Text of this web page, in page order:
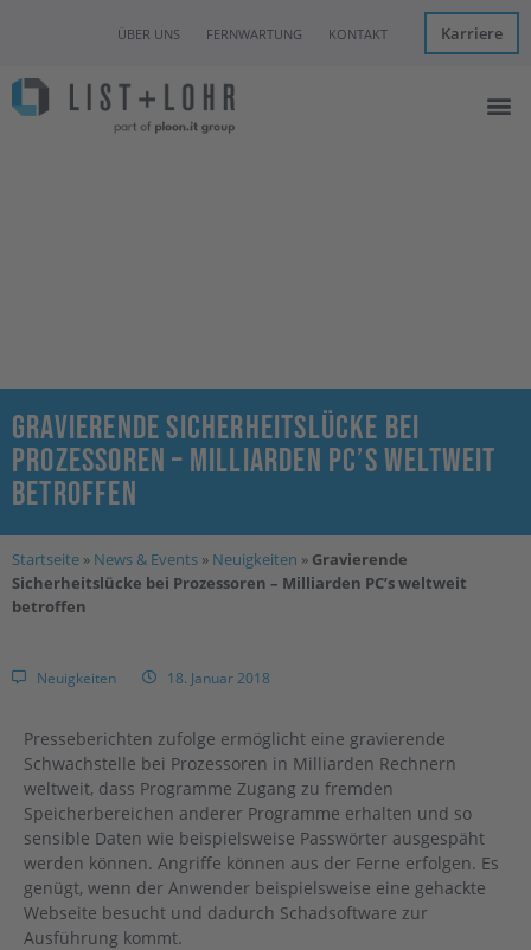
Karriere
ÜBER UNS FERNWARTUNG KONTAKT
Gravierende Sicherheitslücke bei
Prozessoren – Milliarden PC’s weltweit
betroffen
Startseite » News & Events » Neuigkeiten » Gravierende
Sicherheitslücke bei Prozessoren – Milliarden PC’s weltweit
betroffen
Neuigkeiten 18. Januar 2018
Presseberichten zufolge ermöglicht eine gravierende
Schwachstelle bei Prozessoren in Milliarden Rechnern
weltweit, dass Programme Zugang zu fremden
Speicherbereichen anderer Programme erhalten und so
sensible Daten wie beispielsweise Passwörter ausgespäht
werden können. Angriffe können aus der Ferne erfolgen. Es
genügt, wenn der Anwender beispielsweise eine gehackte
Webseite besucht und dadurch Schadsoftware zur
Ausführung kommt.